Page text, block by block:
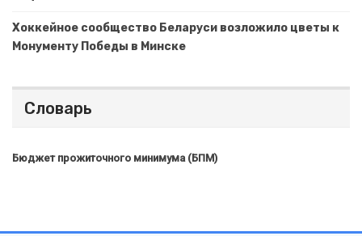
Хоккейное сообщество Беларуси возложило цветы к
Монументу Победы в Минске
Словарь
Бюджет прожиточного минимума (БПМ)